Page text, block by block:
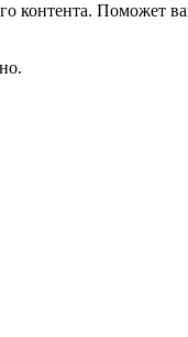
контента. Поможет